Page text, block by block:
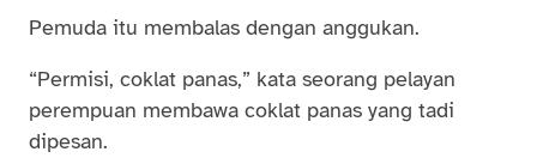
Pemuda itu membalas dengan anggukan.
“Permisi, coklat panas,” kata seorang pelayan
perempuan membawa coklat panas yang tadi
dipesan.